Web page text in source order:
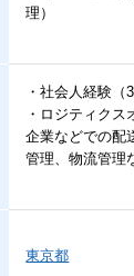
理）
・社会人経験（
・ロジティク
企業などでの配
管理、物流管理
東京都